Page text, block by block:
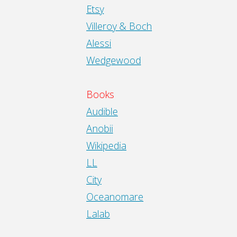
Etsy
Villeroy & Boch
Alessi
Wedgewood
Books
Audible
Anobii
Wikipedia
LL
City
Oceanomare
Lalab